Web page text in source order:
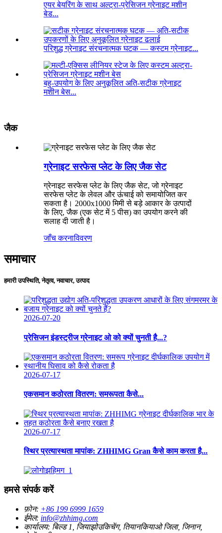
एयर बेयरिंग के साथ अल्ट्रा-प्रेसिजन ग्रेनाइट मशीन
बेड...
परिशुद्ध ग्रेनाइट संरचनात्मक घटक — कस्टम ग्रेनाइट...
बहु-उपयोग के लिए अनुकूलित अति-सटीक ग्रेनाइट
मशीन बेस...
जैक
ग्रेनाइट सरफेस प्लेट के लिए जैक सेट
ग्रेनाइट सरफेस प्लेट के लिए जैक सेट, जो ग्रेनाइट
सरफेस प्लेट के लेवल और ऊंचाई को समायोजित कर
सकता है। 2000x1000 मिमी से बड़े आकार के उत्पादों
के लिए, जैक (एक सेट में 5 पीस) का उपयोग करने की
सलाह दी जाती है।
जाँच करनाविवरण
समाचार
हमारी उपस्थिति, नेतृत्व, नवाचार, उत्पाद
2026-07-20
प्रेसिजन इंडस्ट्रीज ग्रेनाइट ओ को क्यों चुनती है...?
2026-07-17
एकसमान कठोरता वितरण: समरूपता कैसे...
2026-07-17
स्थिर प्रत्यास्थता मापांक: ZHHIMG Gran कैसे काम करता है...
हमसे संपर्क करें
फ़ोन: +86 199 6999 1659
ईमेल: info@zhhimg.com
कार्यालय: बिल्ड 1, जियाझोउकिचेंग, तियानकियाओ जिला, जिनान,